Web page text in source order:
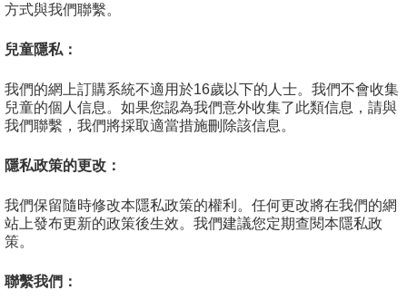
方式與我們聯繫。
兒童隱私：
我們的網上訂購系統不適用於16歲以下的人士。我們不會收集
兒童的個人信息。如果您認為我們意外收集了此類信息，請與
我們聯繫，我們將採取適當措施刪除該信息。
隱私政策的更改：
我們保留隨時修改本隱私政策的權利。任何更改將在我們的網
站上發布更新的政策後生效。我們建議您定期查閱本隱私政
策。
聯繫我們：